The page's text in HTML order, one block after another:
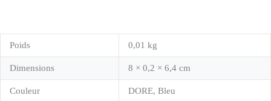
Poids 0,01 kg
Dimensions 8 × 0,2 × 6,4 cm
Couleur DORE, Bleu